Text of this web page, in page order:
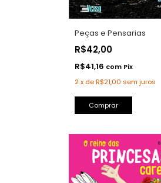
Peças e Pensarias
R$42,00
R$41,16 com Pix
2x deR$21,00 sem juros
Comprar